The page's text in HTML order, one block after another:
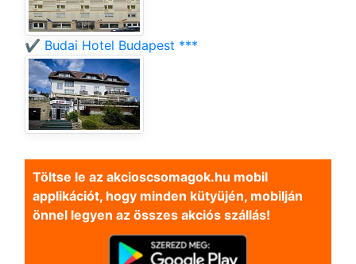
✔️ Budai Hotel Budapest ***
Töltse le az akcioscsomagok.hu mobil
applikációt, hogy minden kütyüjén, mobilján
önnel legyen az összes akciós szállás!